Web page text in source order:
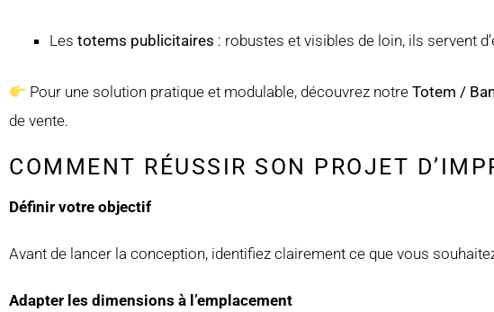
Les totems publicitaires : robustes et visibles de loin, ils servent
Pour une solution pratique et modulable, découvrez notreTotem /
de vente.
COMMENT RÉUSSIR SON PROJET
Définir votre objectif
Avant de lancer la conception, identifiez clairement ce que vous
Adapter les dimensions à l’emplacement